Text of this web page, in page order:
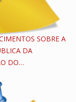
SOBRE A
DA
DO…